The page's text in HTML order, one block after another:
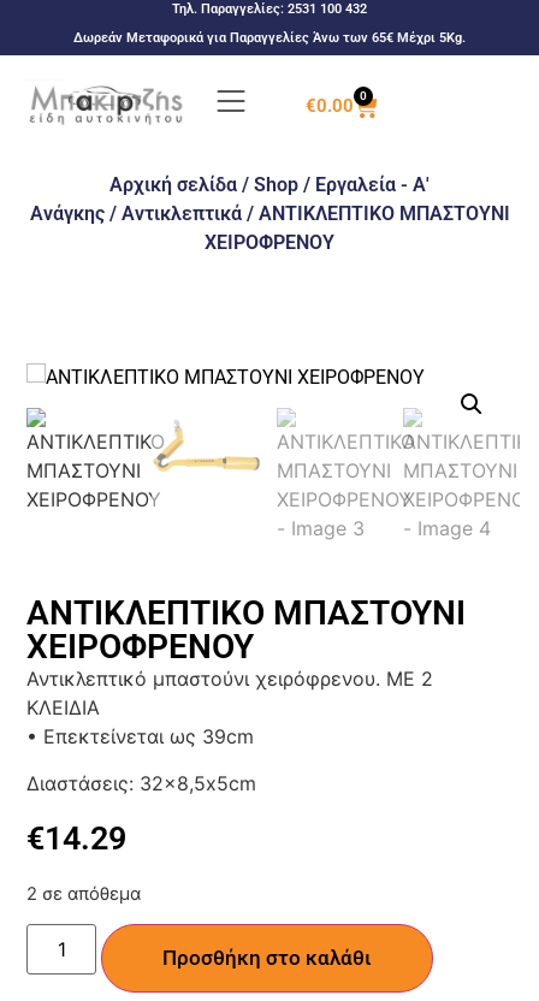
Τηλ. Παραγγελίες: 2531 100 432
Δωρεάν Μεταφορικά για Παραγγελίες Άνω των 65€ Μέχρι 5Kg.
€0.00 0
Αρχική σελίδα / Shop / Εργαλεία - Α'
Ανάγκης/ Αντικλεπτικά/ ΑΝΤΙΚΛΕΠΤΙΚΟ ΜΠΑΣΤΟΥΝΙ
ΧΕΙΡΟΦΡΕΝΟΥ
ΑΝΤΙΚΛΕΠΤΙΚΟ ΜΠΑΣΤΟΥΝΙ
ΧΕΙΡΟΦΡΕΝΟΥ
Αντικλεπτικό μπαστούνι χειρόφρενου. ΜΕ 2
ΚΛΕΙΔΙΑ
• Επεκτείνεται ως 39cm
Διαστάσεις: 32×8,5x5cm
€14.29
2 σε απόθεμα
Προσθήκη στο καλάθι